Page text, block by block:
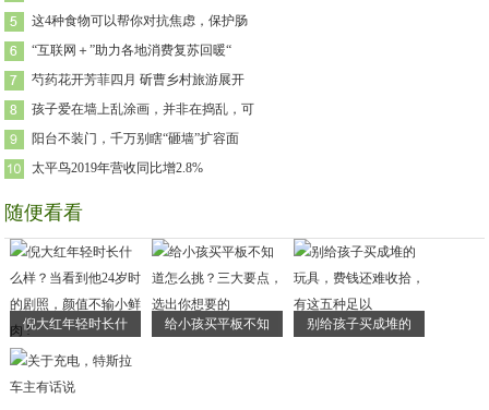
这4种食物可以帮你对抗焦虑，保护肠
“互联网＋”助力各地消费复苏回暖“
芍药花开芳菲四月 斫曹乡村旅游展开
孩子爱在墙上乱涂画，并非在捣乱，可
阳台不装门，千万别瞎“砸墙”扩容面
太平鸟2019年营收同比增2.8%
随便看看
倪大红年轻时长什 给小孩买平板不知 别给孩子买成堆的